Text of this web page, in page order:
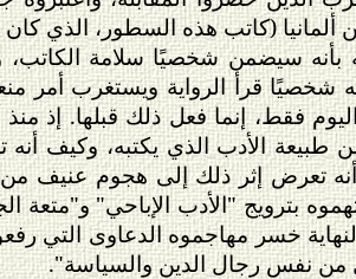
(كاتب هذه السطور، الذي كان
بأنه سيضمن شخصيًا سلامة
شخصيًا قرأ الرواية ويستغرب أمر
فقط، إنما فعل ذلك قبلها. إذ
الأدب الذي يكتبه، وكيف أنه
تعرض إثر ذلك إلى هجوم عنيف
بترويج "الأدب الإباحي" و"متعة
خسر مهاجموه الدعاوى التي
نفس رجال الدين والسياسة".